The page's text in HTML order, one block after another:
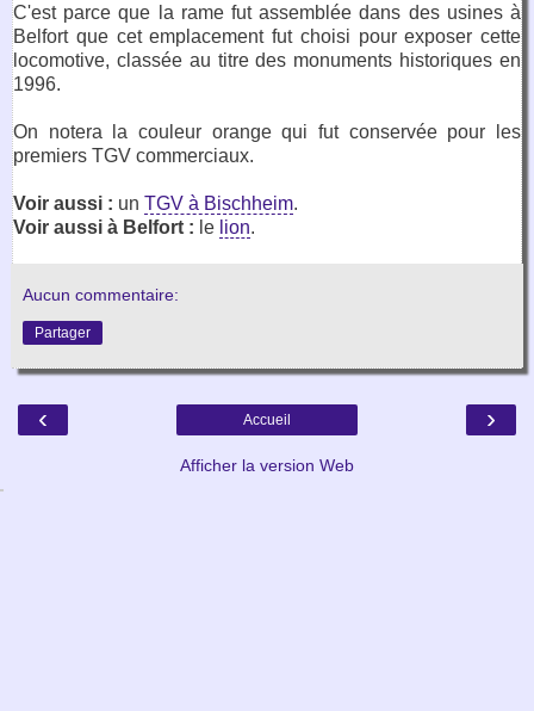
C'est parce que la rame fut assemblée dans des usines à
Belfort que cet emplacement fut choisi pour exposer cette
locomotive, classée au titre des monuments historiques en
1996.
On notera la couleur orange qui fut conservée pour les
premiers TGV commerciaux.
Voir aussi : un TGV à Bischheim.
Voir aussi à Belfort : le lion.
Aucun commentaire:
Partager
‹ ›
Accueil
Afficher la version Web